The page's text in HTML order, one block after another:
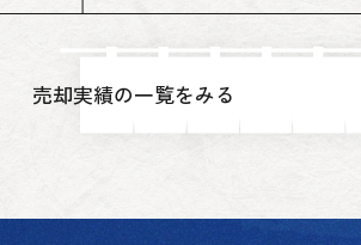
売却実績の一覧をみる